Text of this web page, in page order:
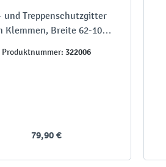
und Treppenschutzgitter
Klemmen, Breite 62-105
Produktnummer: 322006
79,90 €